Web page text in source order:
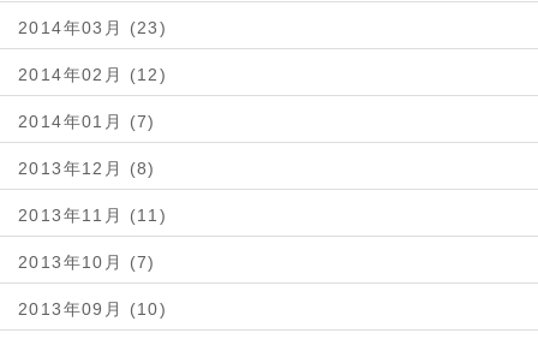
2014年03月 (23)
2014年02月 (12)
2014年01月 (7)
2013年12月 (8)
2013年11月 (11)
2013年10月 (7)
2013年09月 (10)